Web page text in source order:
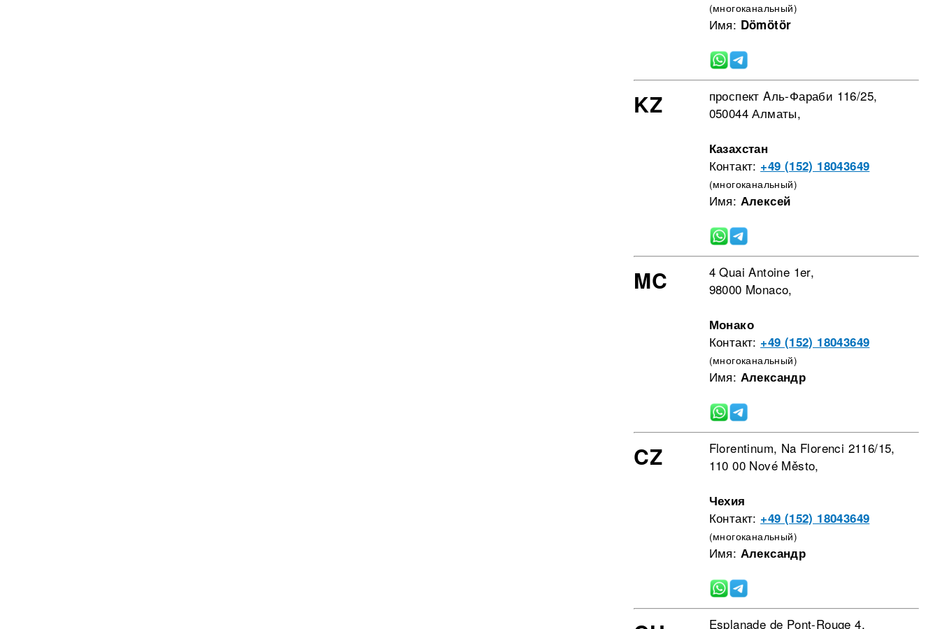
(многоканальный)
Имя: Dömötör
KZ
проспект Aль-Фараби 116/25,
050044 Алматы,
Казахстан
Контакт: +49 (152) 18043649
(многоканальный)
Имя: Алексей
MC
4 Quai Antoine 1er,
98000 Monaco,
Монако
Контакт: +49 (152) 18043649
(многоканальный)
Имя: Александр
CZ
Florentinum, Na Florenci 2116/15,
110 00 Nové Město,
Чехия
Контакт: +49 (152) 18043649
(многоканальный)
Имя: Александр
Esplanade de Pont-Rouge 4,